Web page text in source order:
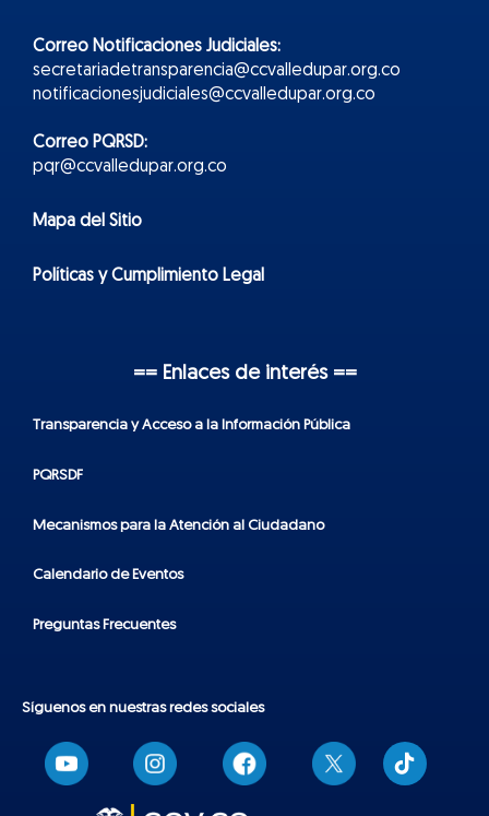
Correo Notificaciones Judiciales:
secretariadetransparencia@ccvalledupar.org.co
notificacionesjudiciales@ccvalledupar.org.co
Correo PQRSD:
pqr@ccvalledupar.org.co
Mapa del Sitio
Políticas y Cumplimiento Legal
== Enlaces de interés ==
Transparencia y Acceso a la Información Pública
PQRSDF
Mecanismos para la Atención al Ciudadano
Calendario de Eventos
Preguntas Frecuentes
Síguenos en nuestras redes sociales
T
i
k